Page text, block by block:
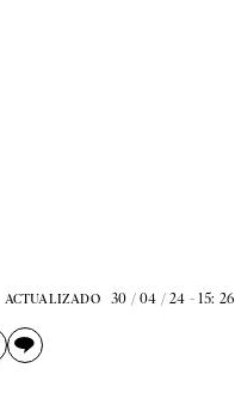
ACTUALIZADO 30 / 04 / 24 - 15: 26